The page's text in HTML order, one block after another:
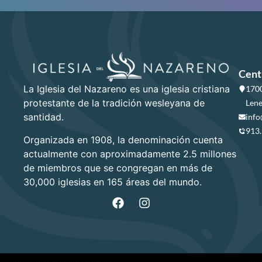
La Iglesia del Nazareno es una iglesia cristiana
protestante de la tradición wesleyana de
santidad.
Organizada en 1908, la denominación cuenta
actualmente con aproximadamente 2.5 millones
de miembros que se congregan en más de
30,000 iglesias en 165 áreas del mundo.